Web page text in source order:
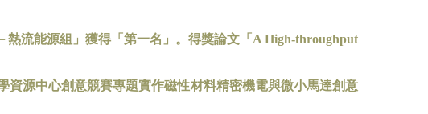
流能源組」獲得「第一名」。得獎論文「 A High-throughput
源中心創意競賽專題實作磁性材料精密機電與微小馬達創意